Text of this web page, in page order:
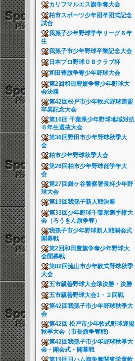
カリフマルエス旗争奪大会
柏市スポーツ少年団卒団式記念
試合
我孫子少年野球学年リーグ６年
生
我孫子市少年野球卒業記念大会
日本プロ野球ＯＢクラブ杯
和田豊旗争奪少年野球大会
第2回和田豊旗争奪少年野球大
会決勝
第42回松戸市少年軟式野球連盟
卒業記念大会
第16回 千葉県少年野球地域対抗
６年生選抜大会
第36回野田市少年野球秋季大
会
柏市少年野球秋季大会
第26回柏市少年野球低学年大
会
第27回鎌ケ谷警察署長杯少年野
球大会
第19回我孫子新人戦決勝
第33回少年野球千葉県選手権大
会（ろうきん旗争奪）
我孫子市少年野球新人戦開会式
開幕戦
第2回和田豊旗争奪少年野球大
会開幕戦
第82回流山市少年軟式野球秋季
大会
五市親善野球大会準決勝・決勝
五市親善野球大会1・２回戦
第42回我孫子市少年野球秋季大
会
第42回 松戸市少年軟式野球連盟
秋季大会（市長旗争奪戦)
第42回我孫子市少年野球秋季大
会・開会式・開幕戦
第19回日ハム旗争奪関東学童軟